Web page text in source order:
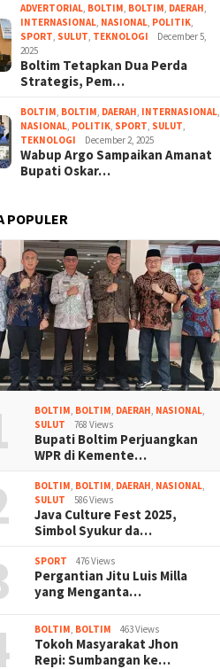
ADVERTORIAL, BOLTIM, BOLTIM, DAERAH,
INTERNASIONAL, NASIONAL, POLITIK,
SPORT, SULUT, TEKNOLOGI
December 5,
2025
Boltim Tetapkan Dua Perda
Strategis, Pem…
BOLTIM, BOLTIM, DAERAH, INTERNASIONAL,
NASIONAL, POLITIK, SPORT, SULUT,
TEKNOLOGI
December 2, 2025
Wabup Argo Sampaikan Amanat
Bupati Oskar…
POPULER
BOLTIM BOLTIM DAERAH NASIONAL
SULUT
768 Views
Bupati Boltim Perjuangkan
WPR di Kemente…
BOLTIM BOLTIM DAERAH NASIONAL
SULUT
586 Views
Java Culture Fest 2025,
Simbol Syukur da…
SPORT 476 Views
Pergantian Jitu Luis Milla
yang Menganta…
BOLTIM BOLTIM 463 Views
Tokoh Masyarakat Jhon
Repi: Sumbangan ke…